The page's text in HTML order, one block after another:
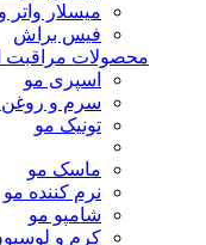
میسلار واتر
فیس براش
محصولات مراقبت
اسپری مو
سرم و روغن
تونیک مو
ماسک مو
نرم کننده مو
شامپو مو
کرم و